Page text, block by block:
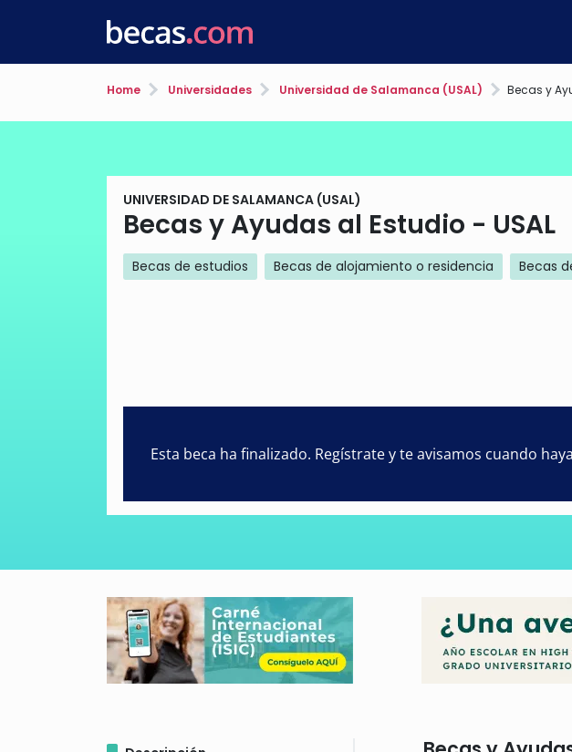
Home Universidades Universidad de Salamanca (USAL) Becas y
UNIVERSIDAD DE SALAMANCA (USAL)
Becas y Ayudas al Estudio - USAL
Becas de estudios Becas de alojamiento o residencia Becas
Esta beca ha finalizado. Regístrate y te avisamos cuando